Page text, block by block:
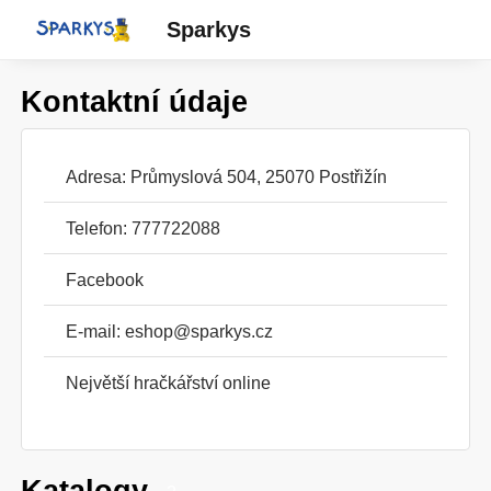
Sparkys
Kontaktní údaje
Adresa: Průmyslová 504, 25070 Postřižín
Telefon: 777722088
Facebook
E-mail: eshop@sparkys.cz
Největší hračkářství online